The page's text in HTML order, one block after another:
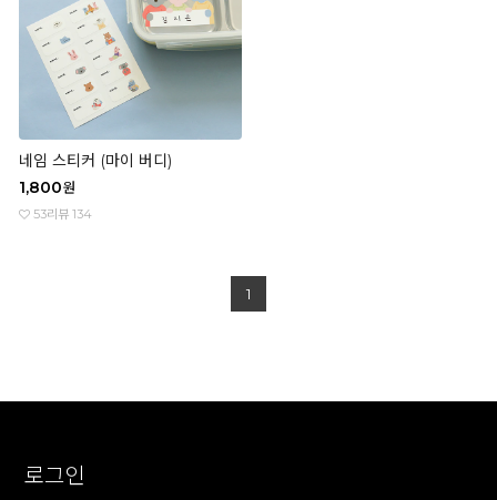
네임 스티커 (마이 버디)
1,800원
53리뷰 134
1
로그인